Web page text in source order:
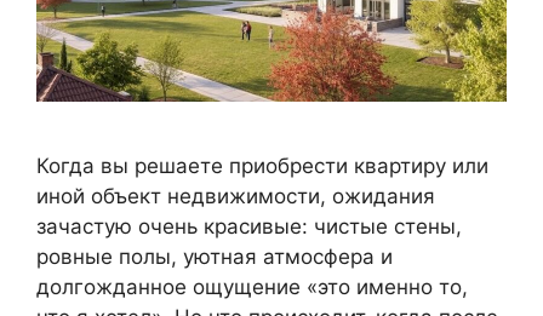
Когда вы решаете приобрести квартиру или
иной объект недвижимости, ожидания
зачастую очень красивые: чистые стены,
ровные полы, уютная атмосфера и
долгожданное ощущение «это именно то,